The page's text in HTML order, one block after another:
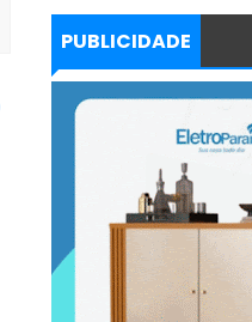
PUBLICIDADE